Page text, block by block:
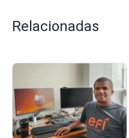
Relacionadas